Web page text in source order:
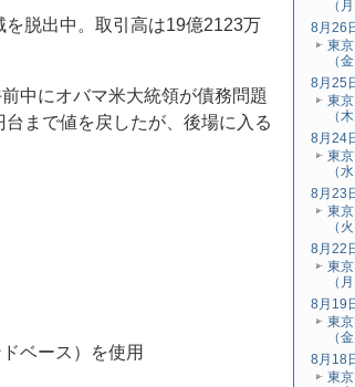
脱出中。取引高は19億2123万
中にオバマ米大統領が債務問題
まで値を戻したが、後場に入る
ベース）を使用
（月
8月26
東
（金
8月25
東
（木
8月24
東
（水
8月23
東
（火
8月22
東
（月
8月19
東
（金
8月18
東